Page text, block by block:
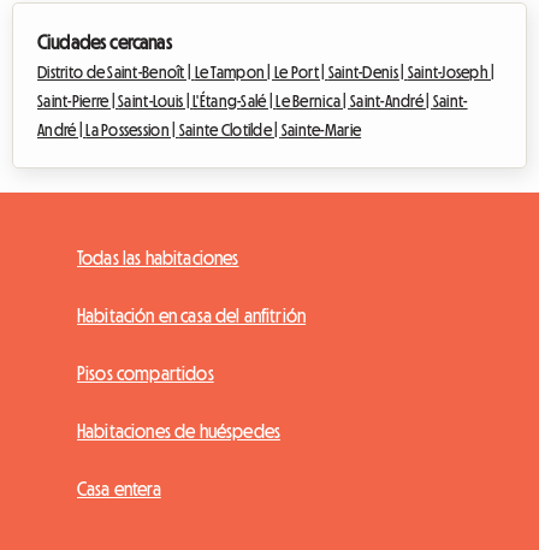
Ciudades cercanas
Distrito de Saint-Benoît | Le Tampon | Le Port | Saint-Denis | Saint-Joseph |
Saint-Pierre |Saint-Louis | L'Étang-Salé | Le Bernica | Saint-André | Saint-
André |
La Possession | Sainte Clotilde | Sainte-Marie
Todas las habitaciones
Habitación en casa del anfitrión
Pisos compartidos
Habitaciones de huéspedes
Casa entera